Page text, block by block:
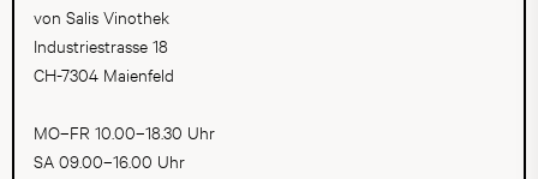
von Salis Vinothek
Industriestrasse 18
CH-7304 Maienfeld
MO–FR 10.00–18.30 Uhr
SA 09.00–16.00 Uhr